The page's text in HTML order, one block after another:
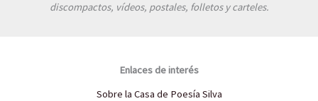
discompactos, vídeos, postales, folletos y carteles.
Enlaces de interés
Sobre la Casa de Poesía Silva